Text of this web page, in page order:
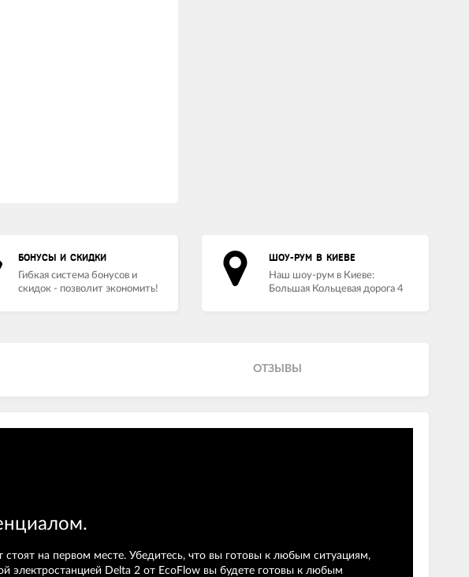
БОНУСЫ И СКИДКИ
Гибкая система бонусов и
скидок - позволит экономить!
ШОУ-РУМ В КИЕВЕ
Наш шоу-рум в Киеве:
Большая Кольцевая дорога 4
ОТЗЫВЫ
на первом месте. Убедитесь, что вы готовы к любым ситуациям,
электростанцией Delta 2 от EcoFlow вы будете готовы к любым